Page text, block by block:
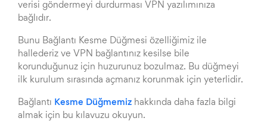
verisi göndermeyi durdurması VPN yazılımınıza
bağlıdır.
Bunu Bağlantı Kesme Düğmesi özelliğimiz ile
hallederiz ve VPN bağlantınız kesilse bile
korunduğunuz için huzurunuz bozulmaz. Bu düğmeyi
ilk kurulum sırasında açmanız korunmak için yeterlidir.
Bağlantı Kesme Düğmemiz hakkında daha fazla bilgi
almak için bu kılavuzu okuyun.